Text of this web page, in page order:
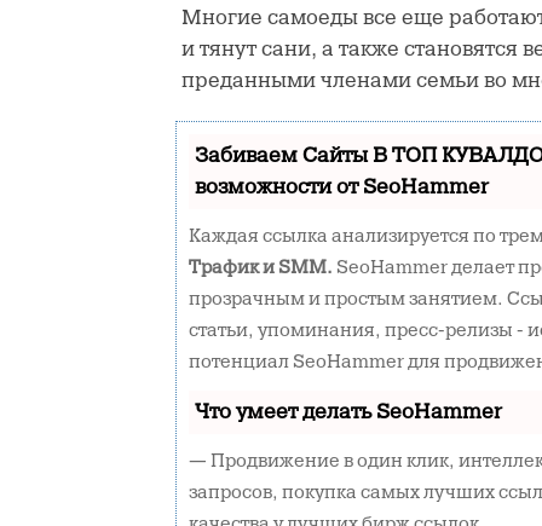
Многие самоеды все еще
и тянут сани, а также
преданными членами семьи во
Забиваем Сайты В ТОП
возможности от SeoHammer
Каждая ссылка анализируется по
Трафик и SMM. SeoHammer делает
прозрачным и простым занятием.
статьи, упоминания, пресс-релизы -
потенциал SeoHammer для
Что умеет делать SeoHammer
— Продвижение в один клик,
запросов, покупка самых лучших